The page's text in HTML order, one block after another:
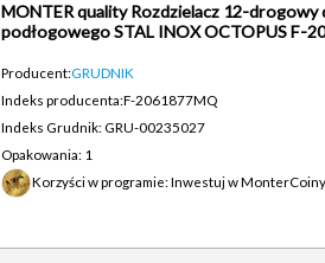
MONTER quality Rozdzielacz 12-drogowy
podłogowego STAL INOX OCTOPUS F-
Producent:GRUDNIK
Indeks producenta:F-2061877MQ
Indeks Grudnik: GRU-00235027
Opakowania: 1
Korzyści w programie: Inwestuj w MonterCoiny